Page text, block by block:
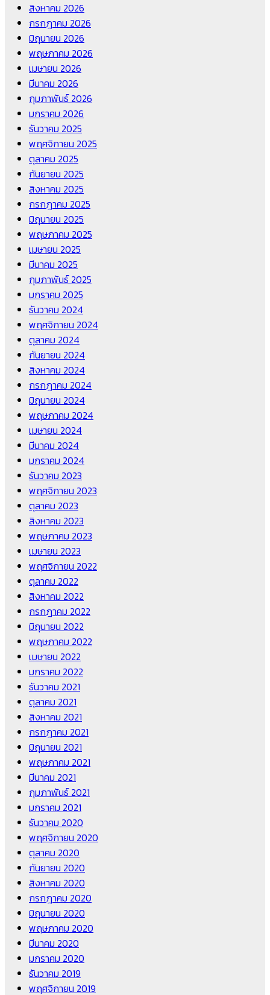
สิงหาคม 2026
กรกฎาคม 2026
มิถุนายน 2026
พฤษภาคม 2026
เมษายน 2026
มีนาคม 2026
กุมภาพันธ์ 2026
มกราคม 2026
ธันวาคม 2025
พฤศจิกายน 2025
ตุลาคม 2025
กันยายน 2025
สิงหาคม 2025
กรกฎาคม 2025
มิถุนายน 2025
พฤษภาคม 2025
เมษายน 2025
มีนาคม 2025
กุมภาพันธ์ 2025
มกราคม 2025
ธันวาคม 2024
พฤศจิกายน 2024
ตุลาคม 2024
กันยายน 2024
สิงหาคม 2024
กรกฎาคม 2024
มิถุนายน 2024
พฤษภาคม 2024
เมษายน 2024
มีนาคม 2024
มกราคม 2024
ธันวาคม 2023
พฤศจิกายน 2023
ตุลาคม 2023
สิงหาคม 2023
พฤษภาคม 2023
เมษายน 2023
พฤศจิกายน 2022
ตุลาคม 2022
สิงหาคม 2022
กรกฎาคม 2022
มิถุนายน 2022
พฤษภาคม 2022
เมษายน 2022
มกราคม 2022
ธันวาคม 2021
ตุลาคม 2021
สิงหาคม 2021
กรกฎาคม 2021
มิถุนายน 2021
พฤษภาคม 2021
มีนาคม 2021
กุมภาพันธ์ 2021
มกราคม 2021
ธันวาคม 2020
พฤศจิกายน 2020
ตุลาคม 2020
กันยายน 2020
สิงหาคม 2020
กรกฎาคม 2020
มิถุนายน 2020
พฤษภาคม 2020
มีนาคม 2020
มกราคม 2020
ธันวาคม 2019
พฤศจิกายน 2019